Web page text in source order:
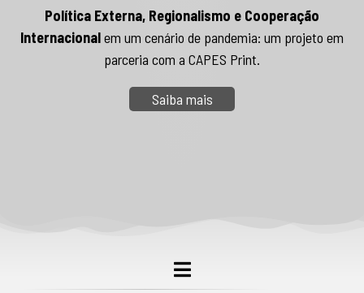
Política Externa, Regionalismo e Cooperação
Internacionalem um cenário de pandemia: um projeto em
parceria com a CAPES Print.
Saiba mais